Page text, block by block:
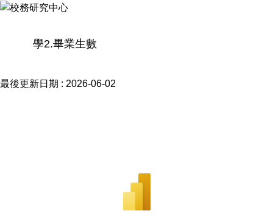
學2.畢業生數
最後更新日期 : 2026-06-02